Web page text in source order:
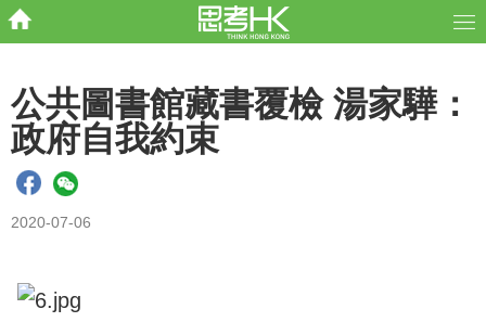
公共圖書館藏書覆檢 湯家驊：
政府自我約束
2020-07-06